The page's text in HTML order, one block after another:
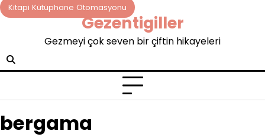
Skip
to
Kitapi Kütüphane Otomasyonu
Gezentigiller
Gezmeyi çok seven bir çiftin hikayeleri
bergama